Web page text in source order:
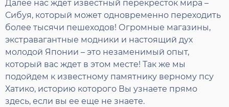
Далее нас ждет известный перекресток мира –
Сибуя, который может одновременно переходить
более тысячи пешеходов! Огромные магазины,
экстравагантные модники и настоящий дух
молодой Японии – это незаменимый опыт,
который вас ждет в этом месте! Так же мы
подойдем к известному памятнику верному псу
Хатико, историю которого Вы узнаете прямо
здесь, если вы ее еще не знаете.